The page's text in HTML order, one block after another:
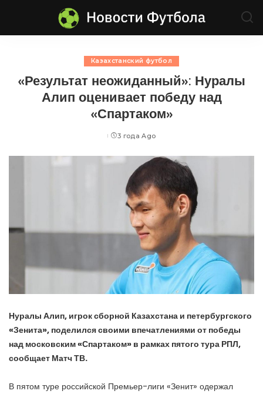
Казахстанский футбол
«Результат неожиданный»: Нуралы
Алип оценивает победу над
«Спартаком»
Posted
3 года Ago
Нуралы Алип, игрок сборной Казахстана и петербургского
«Зенита», поделился своими впечатлениями от победы
над московским «Спартаком» в рамках пятого тура РПЛ,
сообщает Матч ТВ.
В пятом туре российской Премьер-лиги «Зенит» одержал